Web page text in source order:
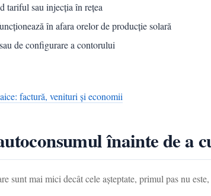
tariful sau injecția în rețea
în afara orelor de producție solară
de configurare a contorului
factură, venituri și economii
înainte de a
sunt mai mici decât cele așteptate, primul pas nu